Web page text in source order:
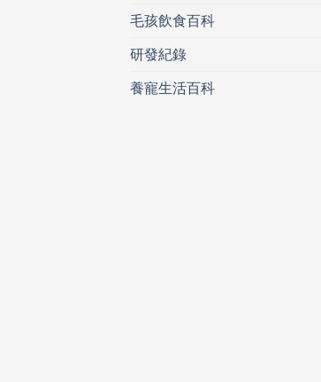
毛孩飲食百科
研發紀錄
養寵生活百科